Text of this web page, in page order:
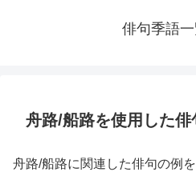
俳句季語
舟路/船路を使用した俳
舟路/船路に関連した俳句の例を